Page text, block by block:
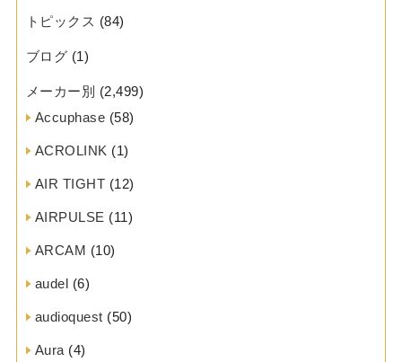
トピックス (84)
ブログ (1)
メーカー別 (2,499)
Accuphase (58)
ACROLINK (1)
AIR TIGHT (12)
AIRPULSE (11)
ARCAM (10)
audel (6)
audioquest (50)
Aura (4)